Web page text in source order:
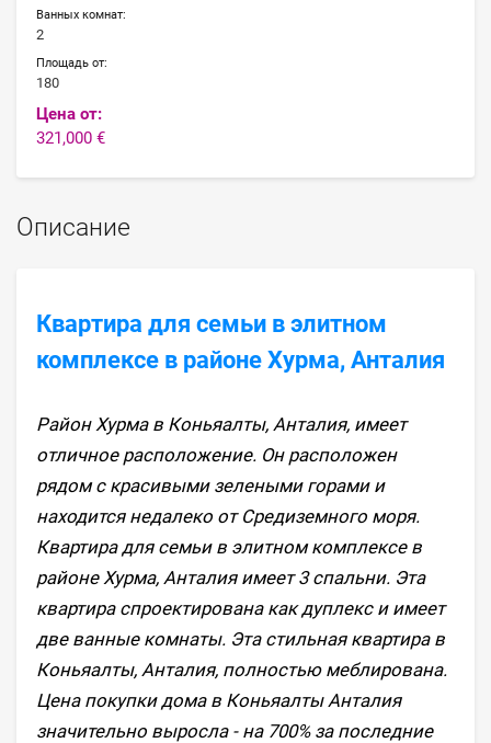
Ванных комнат:
2
Площадь от:
180
Цена от:
321,000 €
Описание
Квартира для семьи в элитном
комплексе в районе Хурма, Анталия
Район Хурма в Коньяалты, Анталия, имеет
отличное расположение. Он расположен
рядом с красивыми зелеными горами и
находится недалеко от Средиземного моря.
Квартира для семьи в элитном комплексе в
районе Хурма, Анталия имеет 3 спальни. Эта
квартира спроектирована как дуплекс и имеет
две ванные комнаты. Эта стильная квартира в
Коньяалты, Анталия, полностью меблирована.
Цена покупки дома в Коньяалты Анталия
значительно выросла - на 700% за последние